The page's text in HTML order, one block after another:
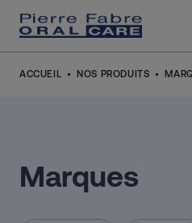
ACCUEIL NOS PRODUITS
Marques